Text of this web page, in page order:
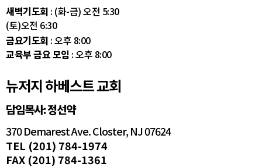
새벽기도회 : (화-금) 오전 5:30
(토)오전 6:30
금요기도회 : 오후 8:00
교육부 금요 모임 : 오후 8:00
뉴저지 하베스트 교회
담임목사: 정선약
370 Demarest Ave. Closter, NJ 07624
TEL (201) 784-1974
FAX (201) 784-1361